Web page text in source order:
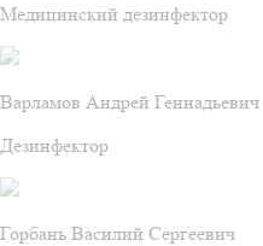
Медицинский дезинфектор
Варламов Андрей Геннадьевич
Дезинфектор
Горбань Василий Сергеевич